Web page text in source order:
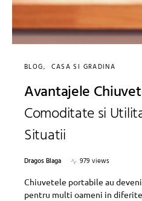
BLOG CASA SI GRADINA
Avantajele
Comoditate si
Situatii
Dragos Blaga
979 views
Chiuvetele portabile au
pentru multi oameni in